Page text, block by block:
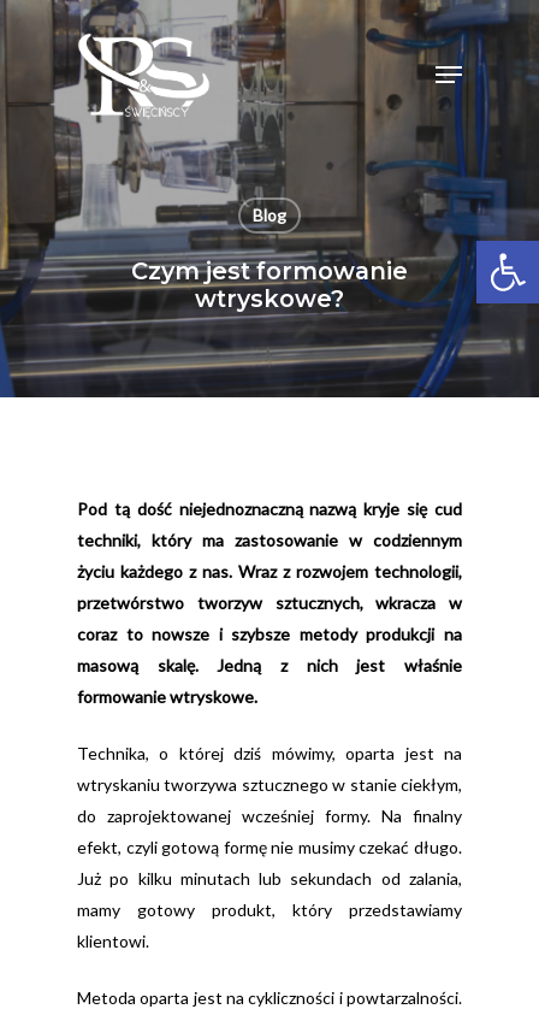
Skip
content
Menu
Blog
Czym jest formowanie
wtryskowe?
Pod tą dość niejednoznaczną nazwą kryje się cud
techniki, który ma zastosowanie w codziennym
życiu każdego z nas. Wraz z rozwojem technologii,
przetwórstwo tworzyw sztucznych, wkracza w
coraz to nowsze i szybsze metody produkcji na
masową skalę. Jedną z nich jest właśnie
formowanie wtryskowe.
Technika, o której dziś mówimy, oparta jest na
wtryskaniu tworzywa sztucznego w stanie ciekłym,
do zaprojektowanej wcześniej formy. Na finalny
efekt, czyli gotową formę nie musimy czekać długo.
Już po kilku minutach lub sekundach od zalania,
mamy gotowy produkt, który przedstawiamy
klientowi.
Metoda oparta jest na cykliczności i powtarzalności.
Close